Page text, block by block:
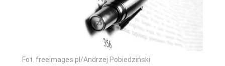
Fot. freeimages.pl/Andrzej Pobiedziński